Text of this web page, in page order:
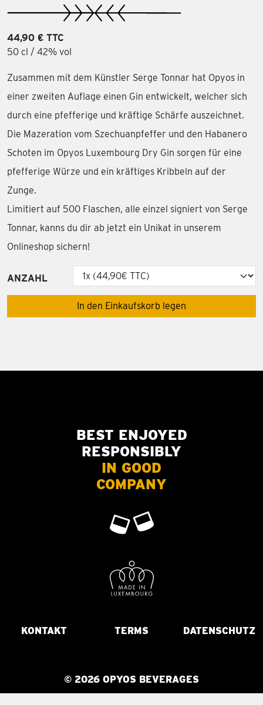
44,90 € TTC
50 cl / 42% vol
Zusammen mit dem Künstler Serge Tonnar hat Opyos in
einer zweiten Auflage einen Gin entwickelt, welcher sich
durch eine pfefferige und kräftige Schärfe auszeichnet.
Die Mazeration vom Szechuanpfeffer und den Habanero
Schoten im Opyos Luxembourg Dry Gin sorgen für eine
pfefferige Würze und ein kräftiges Kribbeln auf der
Zunge.
Limitiert auf 500 Flaschen, alle einzel signiert von Serge
Tonnar, kanns du dir ab jetzt ein Unikat in unserem
Onlineshop sichern!
ANZAHL
In den Einkaufskorb legen
BEST ENJOYED
RESPONSIBLY
IN GOOD
COMPANY
KONTAKT TERMS DATENSCHUTZ
© 2026 OPYOS BEVERAGES